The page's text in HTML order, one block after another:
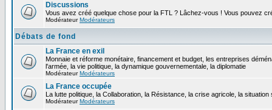
Discussions
Vous avez créé quelque chose pour la FTL ? Lâchez-vous ! Vous pouvez
ModérateurModérateurs
Débats de fond
La France en exil
Monnaie et réforme monétaire, financement et budget, les entreprises
l'armée, la vie politique, la dynamique gouvernementale, la diplomatie
ModérateurModérateurs
La France occupée
La lutte politique, la Collaboration, la Résistance, la crise agricole, la
ModérateurModérateurs